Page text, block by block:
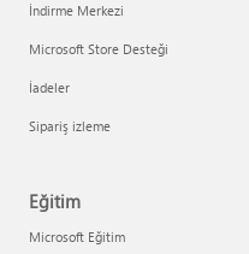
İndirme Merkezi
Microsoft Store Desteği
İadeler
Sipariş izleme
Eğitim
Microsoft Eğitim